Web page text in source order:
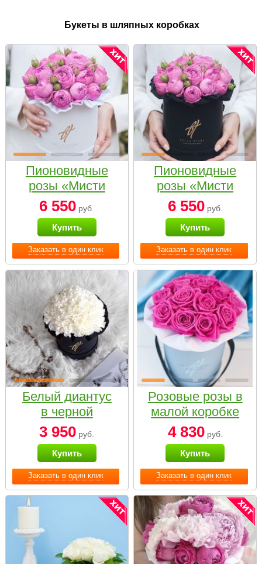
Букеты в шляпных коробках
Заказать в один клик
Пионовидные
розы «Мисти
бабблс» в белой
коробке Small
6 550 руб.
Купить
Заказать в один клик
Пионовидные
розы «Мисти
бабблс» в
черной коробке
Small
6 550руб.
Купить
Заказать в один клик
Белый диантус
в черной
коробке Small
3 950 руб.
Купить
Заказать в один клик
Розовые розы в
малой коробке
4 830руб.
Купить